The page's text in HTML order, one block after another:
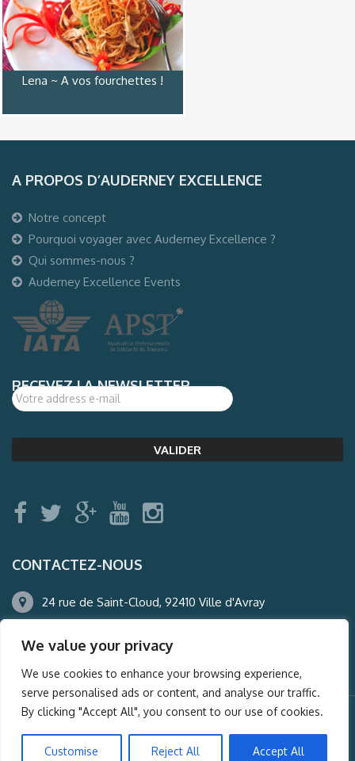
We value your privacy
We use cookies to enhance your browsing experience,
serve personalised ads or content, and analyse our traffic.
By clicking "Accept All", you consent to our use of cookies.
Customise Reject All Accept All
Lena ~ A vos fourchettes !
A PROPOS D’AUDERNEY EXCELLENCE
Notre concept
Pourquoi voyager avec Auderney Excellence ?
Qui sommes-nous ?
Auderney Excellence Events
RECEVEZ LA NEWSLETTER
CONTACTEZ-NOUS
24 rue de Saint-Cloud, 92410 Ville d'Avray